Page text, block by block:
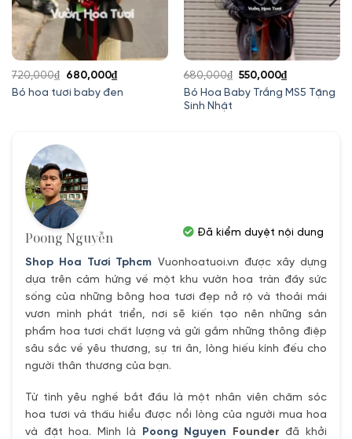
Bó hoa tươi baby đen
720,000₫
Giá
gốc
680,000₫Giá
hiện
Bó Hoa Baby Trắng MS5 Tặng
Sinh Nhật
680,000₫ Giá
gốc
550,000₫Giá
hiện
Poong Nguyễn
Shop Hoa Tươi Tphcm Vuonhoatuoi.vn được xây dựng
dựa trên cảm hứng về một khu vườn hoa tràn đầy sức
sống của những bông hoa tươi đẹp nở rộ và thoải mái
vươn mình phát triển, nơi sẽ kiến tạo nên những sản
phẩm hoa tươi chất lượng và gửi gắm những thông điệp
sâu sắc về yêu thương, sự tri ân, lòng hiếu kính đếu cho
người thân thương của bạn.
Từ tình yêu nghề bắt đầu là một nhân viên chăm sóc
hoa tươi và thấu hiểu được nổi lòng của người mua hoa
và đặt hoa. Mình là
Poong Nguyen Founder đã khởi
Đã kiểm duyệt nội dung